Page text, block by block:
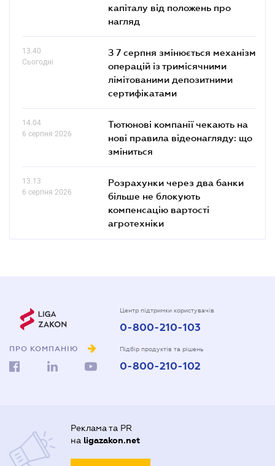
капіталу від положень про
нагляд
13.40
Сьогодні
З 7 серпня змінюється механізм
операцій із тримісячними
лімітованими депозитними
сертифікатами
14.04
6 серпня 2026
Тютюнові компанії чекають на
нові правила відеонагляду: що
зміниться
13.13
6 серпня 2026
Розрахунки через два банки
більше не блокують
компенсацію вартості
агротехніки
ПРО КОМПАНІЮ
Центр підтримки користувачів
0-800-210-103
Підбір продуктів та рішень
0-800-210-102
Реклама та PR
на ligazakon.net